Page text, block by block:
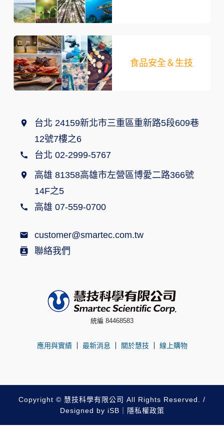
食品安全＆生技
台北 24159新北市三重區重新路5段609巷
12號7樓之6
台北 02-2999-5767
高雄 81358高雄市左營區博愛二路366號
14F之5
高雄 07-559-0700
customer@smartec.com.tw
聯絡我們
統編 84468583
應用與實績 最新消息 關於慧技 線上購物
Copyright © 慧技科學有限公司 All Rights Reserved. /
Designed by iSB 隱私權政策